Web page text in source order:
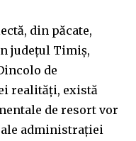
din păcate,
județul Timiș,
de
realități, există
de resort vor
administrației